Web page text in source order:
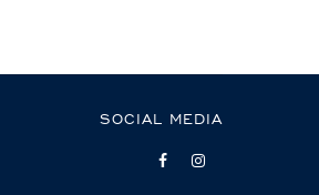
SOCIAL MEDIA